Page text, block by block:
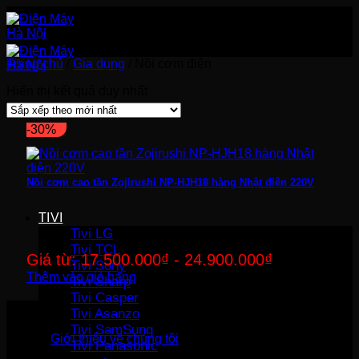
Bỏ
qua
nội
dung
TIVI
Tivi LG
Tivi TCL
Tivi Sony
Tivi Sharp
Tivi Casper
Tivi Asanzo
Tivi SamSung
Tivi Panasonic
Trang chủ Gia dụng
-30%
Nồi cơm cao tần Zojirushi NP-HJH18 hàng Nhật điện 220V
Giá từ:17.500.000₫ - 24.900.000₫
Thêm vào giỏ hàng
Giới thiệu về chúng tôi